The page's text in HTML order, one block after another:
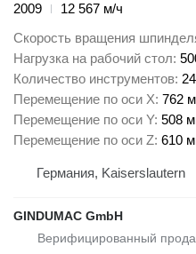
2009
12 567 м/ч
Скорость вращения
Нагрузка на рабочий стол
Количество инструментов 24
Перемещение по оси X 762
Перемещение по оси Y 508
Перемещение по оси Z 610
Германия, Kaiserslautern
GINDUMAC GmbH